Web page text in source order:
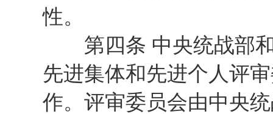
性。
第四条 中央统战部和
先进集体和先进个人评
作。评审委员会由中央